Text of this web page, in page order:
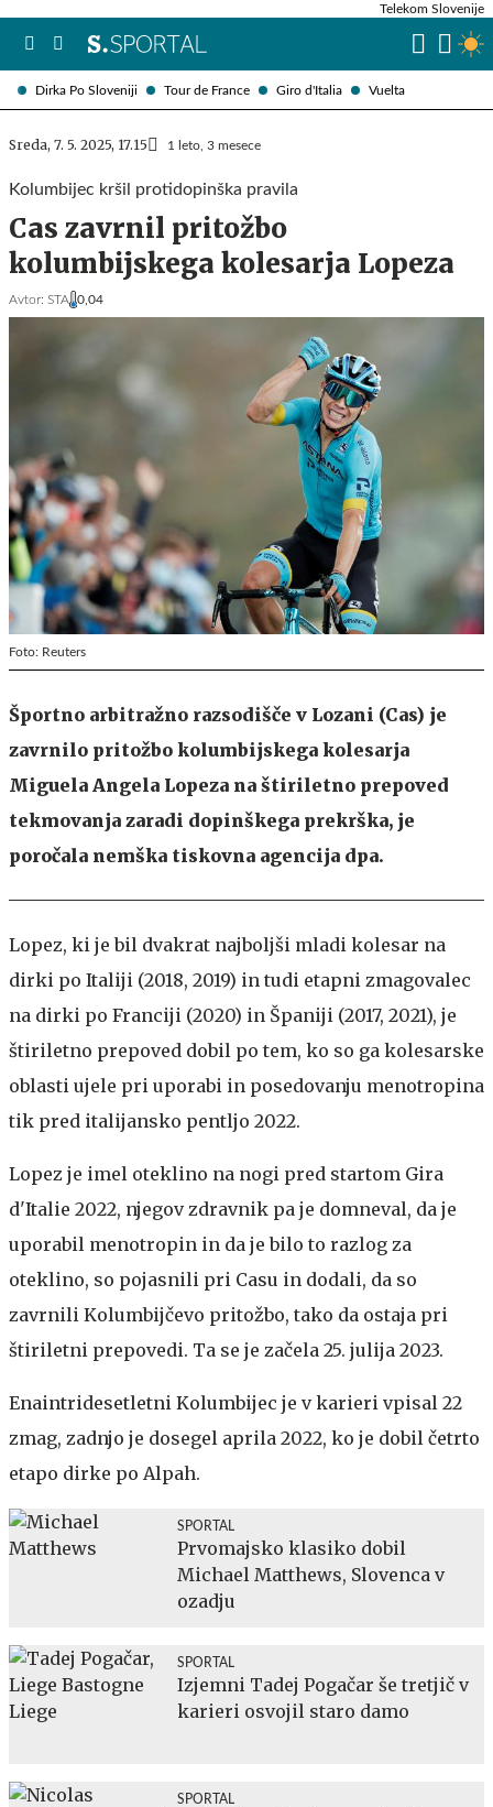
Dirka Po Sloveniji Tour de France Giro d'Italia Vuelta
Telekom Slovenije
Sreda, 7. 5. 2025, 17.15 1 leto, 3 mesece
Kolumbijec kršil protidopinška pravila
Cas zavrnil pritožbo
kolumbijskega kolesarja Lopeza
Avtor: STA 0,04
Foto: Reuters
Športno arbitražno razsodišče v Lozani (Cas) je
zavrnilo pritožbo kolumbijskega kolesarja
Miguela Angela Lopeza na štiriletno prepoved
tekmovanja zaradi dopinškega prekrška, je
poročala nemška tiskovna agencija dpa.
Lopez, ki je bil dvakrat najboljši mladi kolesar na
dirki po Italiji (2018, 2019) in tudi etapni zmagovalec
na dirki po Franciji (2020) in Španiji (2017, 2021), je
štiriletno prepoved dobil po tem, ko so ga kolesarske
oblasti ujele pri uporabi in posedovanju menotropina
tik pred italijansko pentljo 2022.
Lopez je imel oteklino na nogi pred startom Gira
d'Italie 2022, njegov zdravnik pa je domneval, da je
uporabil menotropin in da je bilo to razlog za
oteklino, so pojasnili pri Casu in dodali, da so
zavrnili Kolumbijčevo pritožbo, tako da ostaja pri
štiriletni prepovedi. Ta se je začela 25. julija 2023.
Enaintridesetletni Kolumbijec je v karieri vpisal 22
zmag, zadnjo je dosegel aprila 2022, ko je dobil četrto
etapo dirke po Alpah.
SPORTAL
Prvomajsko klasiko dobil
Michael Matthews, Slovenca v
ozadju
SPORTAL
Izjemni Tadej Pogačar še tretjič v
karieri osvojil staro damo
SPORTAL